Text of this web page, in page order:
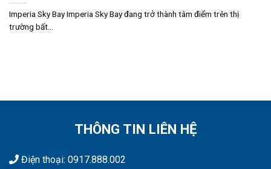
Imperia Sky Bay Imperia Sky Bay đang trở thành tâm điểm trên thị
trường bất...
THÔNG TIN LIÊN HỆ
Điện thoại: 0917.888.002